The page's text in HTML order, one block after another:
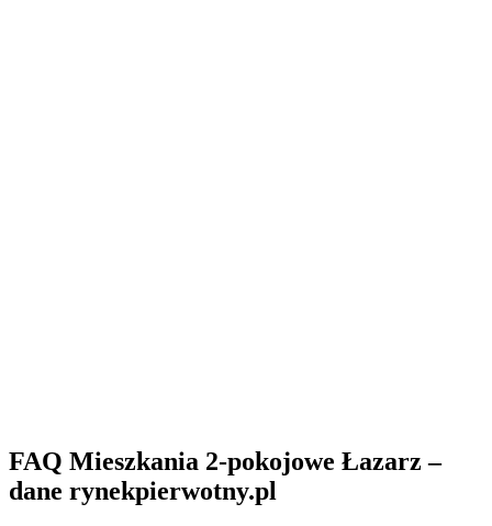
FAQ Mieszkania 2-pokojowe Łazarz –
dane rynekpierwotny.pl